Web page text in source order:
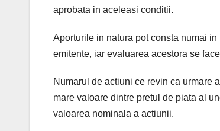
aprobata in aceleasi conditii.
Aporturile in natura pot consta numai
emitente, iar evaluarea acestora se
Numarul de actiuni ce revin ca urmare
mare valoare dintre pretul de piata al
valoarea nominala a actiunii.